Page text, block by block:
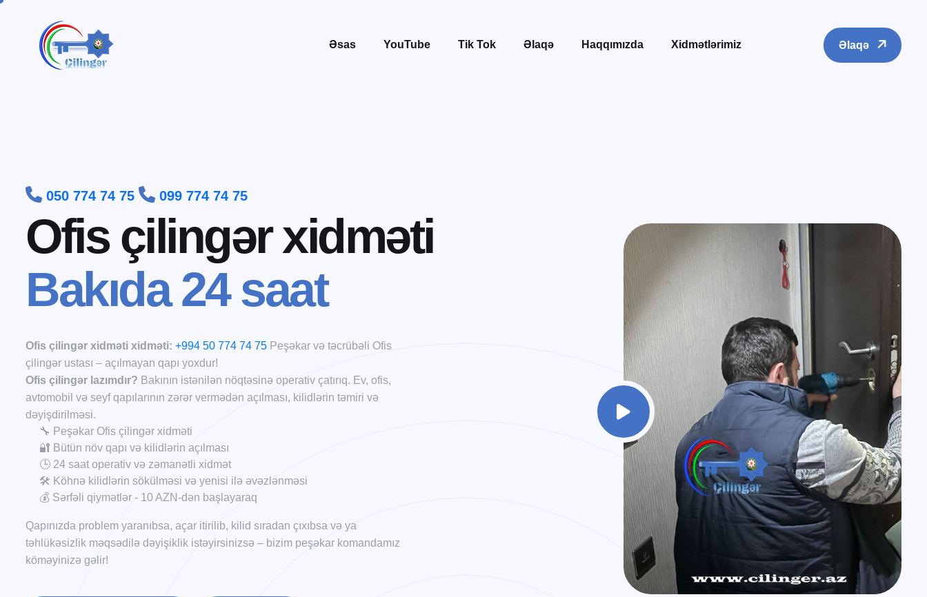
Əsas YouTube Tik Tok Əlaqə Haqqımızda Xidmətlərimiz Əlaqə
 050 774 74 75  099 774 74 75
Ofis çilingər xidməti
Bakıda 24 saat
Ofis çilingər xidməti xidməti: +994 50 774 74 75 Peşəkar və təcrübəli Ofis
çilingər ustası – açılmayan qapı yoxdur!
Ofis çilingər lazımdır? Bakının istənilən nöqtəsinə operativ çatırıq. Ev, ofis,
avtomobil və seyf qapılarının zərər vermədən açılması, kilidlərin təmiri və
dəyişdirilməsi.
🔧 Peşəkar Ofis çilingər xidməti
🔐 Bütün növ qapı və kilidlərin açılması
🕒 24 saat operativ və zəmanətli xidmət
🛠️ Köhnə kilidlərin sökülməsi və yenisi ilə əvəzlənməsi
💰 Sərfəli qiymətlər - 10 AZN-dən başlayaraq
Qapınızda problem yaranıbsa, açar itirilib, kilid sıradan çıxıbsa və ya
təhlükəsizlik məqsədilə dəyişiklik istəyirsinizsə – bizim peşəkar komandamız
köməyinizə gəlir!